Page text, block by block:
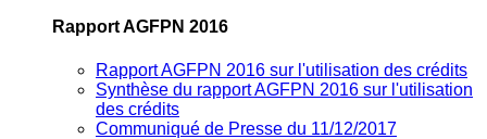
Rapport AGFPN 2016
Rapport AGFPN 2016 sur l'utilisation des crédits
Synthèse du rapport AGFPN 2016 sur l'utilisation
des crédits
Communiqué de Presse du 11/12/2017